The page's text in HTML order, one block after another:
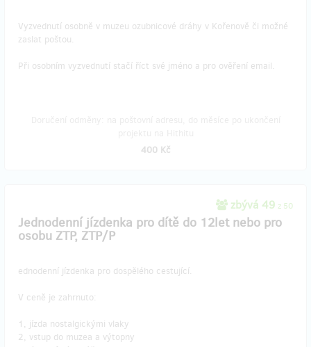
Vyzvednutí osobně v muzeu ozubnicové dráhy v Kořenově či možné
zaslat poštou.
Při osobním vyzvednutí stačí říct své jméno a pro ověření email.
400 Kč
zbývá 49 z 50
Jednodenní jízdenka pro dítě do 12let nebo pro
osobu ZTP, ZTP/P
ednodenní jízdenka pro dospělého cestující.
V ceně je zahrnuto:
​1, jízda nostalgickými vlaky
2, vstup do muzea a výtopny